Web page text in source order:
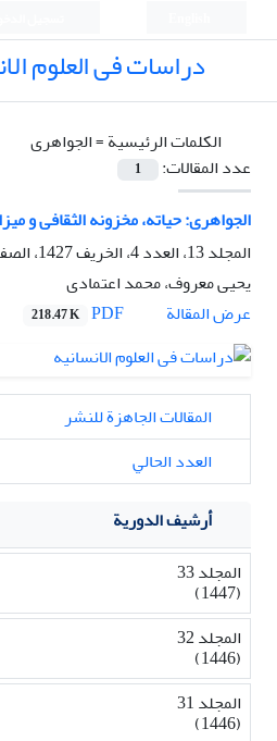
دراسات فی العلوم
الكلمات الرئيسية =الجواهری
عدد المقالات:
1
الجواهری: حیاته، مخزونه الثقافی و
المجلد 13، العدد 4، الخريف 1427، الصفحة
یحیی معروف، محمد اعتمادی
عرض المقالة
218.47 K
المقالات الجاهزة للنشر
العدد الحالي
أرشيف الدورية
المجلد 33
(1447)
المجلد 32
(1446)
المجلد 31
(1446)